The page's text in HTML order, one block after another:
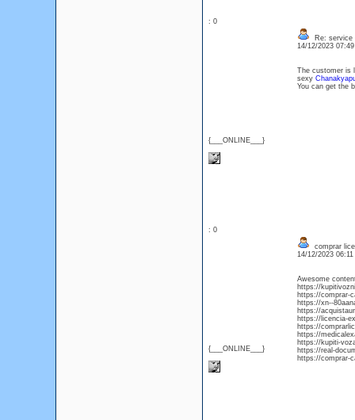
: 0
{___ONLINE___}
Re: service
14/12/2023
The customer is
sexy
You can get the
: 0
{___ONLINE___}
comprar
14/12/2023
Awesome
https://
https://comprar-
https://xn--
https://
https://licencia-
https://
https://
https://kupiti-
https://real-
https://comprar-